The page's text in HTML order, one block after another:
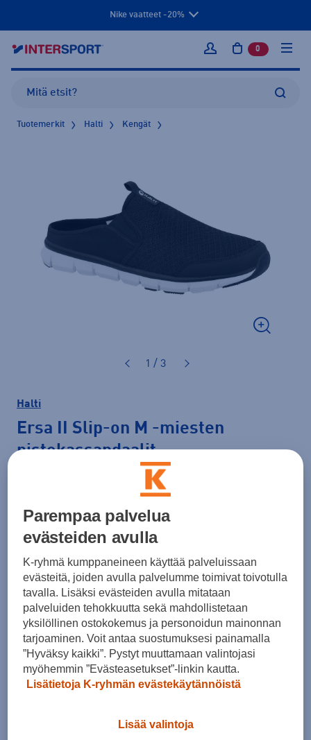
Nike vaatteet -20%
Kirjaudu sisään
0 tuotetta
Tuotemerkit Halti Kengät
1 / 3
Halti
Ersa II Slip-on M -miesten
pistokassandaalit
Normaalihinta: 50,00 €
30pv alin hinta: 29,99 €
Lisätietoa
Väri Musta
Koko
40 41 42 43 44 45
47 48 49
Parempaa palvelua
evästeiden avulla
K-ryhmä kumppaneineen käyttää palveluissaan
evästeitä, joiden avulla palvelumme toimivat toivotulla
tavalla. Lisäksi evästeiden avulla mitataan
palveluiden tehokkuutta sekä mahdollistetaan
yksilöllinen ostokokemus ja personoidun mainonnan
tarjoaminen. Voit antaa suostumuksesi painamalla
”Hyväksy kaikki”. Pystyt muuttamaan valintojasi
myöhemmin ”Evästeasetukset”-linkin kautta.
Lisätietoja K-ryhmän evästekäytännöistä
Lisää valintoja